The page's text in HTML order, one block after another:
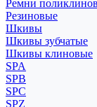
Ремни
Резиновые
Шкивы
Шкивы зубчатые
Шкивы клиновые
SPA
SPB
SPC
SPZ